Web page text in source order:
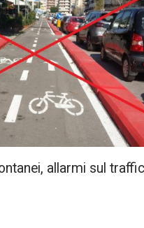
allarmi sul